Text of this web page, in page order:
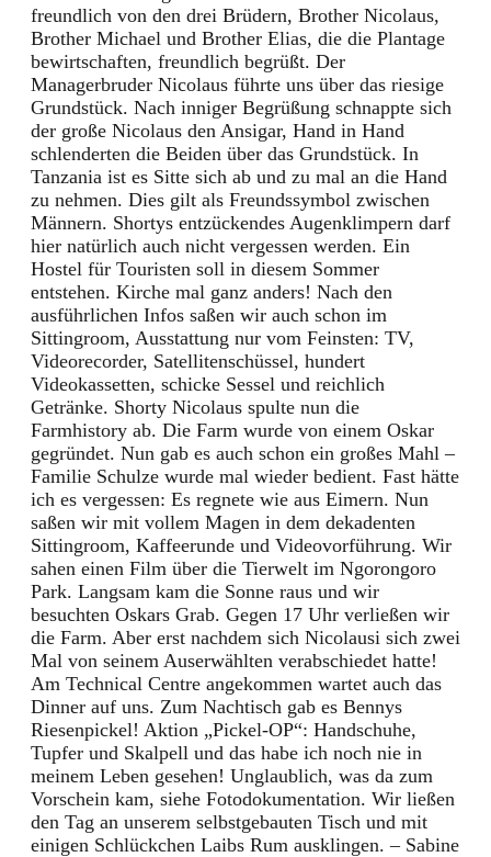
freundlich von den drei Brüdern, Brother Nicolaus,
Brother Michael und Brother Elias, die die Plantage
bewirtschaften, freundlich begrüßt. Der
Managerbruder Nicolaus führte uns über das riesige
Grundstück. Nach inniger Begrüßung schnappte sich
der große Nicolaus den Ansigar, Hand in Hand
schlenderten die Beiden über das Grundstück. In
Tanzania ist es Sitte sich ab und zu mal an die Hand
zu nehmen. Dies gilt als Freundssymbol zwischen
Männern. Shortys entzückendes Augenklimpern darf
hier natürlich auch nicht vergessen werden. Ein
Hostel für Touristen soll in diesem Sommer
entstehen. Kirche mal ganz anders! Nach den
ausführlichen Infos saßen wir auch schon im
Sittingroom, Ausstattung nur vom Feinsten: TV,
Videorecorder, Satellitenschüssel, hundert
Videokassetten, schicke Sessel und reichlich
Getränke. Shorty Nicolaus spulte nun die
Farmhistory ab. Die Farm wurde von einem Oskar
gegründet. Nun gab es auch schon ein großes Mahl –
Familie Schulze wurde mal wieder bedient. Fast hätte
ich es vergessen: Es regnete wie aus Eimern. Nun
saßen wir mit vollem Magen in dem dekadenten
Sittingroom, Kaffeerunde und Videovorführung. Wir
sahen einen Film über die Tierwelt im Ngorongoro
Park. Langsam kam die Sonne raus und wir
besuchten Oskars Grab. Gegen 17 Uhr verließen wir
die Farm. Aber erst nachdem sich Nicolausi sich zwei
Mal von seinem Auserwählten verabschiedet hatte!
Am Technical Centre angekommen wartet auch das
Dinner auf uns. Zum Nachtisch gab es Bennys
Riesenpickel! Aktion „Pickel-OP“: Handschuhe,
Tupfer und Skalpell und das habe ich noch nie in
meinem Leben gesehen! Unglaublich, was da zum
Vorschein kam, siehe Fotodokumentation. Wir ließen
den Tag an unserem selbstgebauten Tisch und mit
einigen Schlückchen Laibs Rum ausklingen. – Sabine